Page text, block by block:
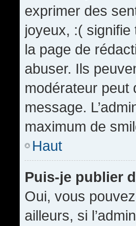
exprimer des
joyeux, :(
la page de
abuser. Ils
modérateur peut
message.
maximum de
Haut
Puis-je publier
Oui, vous
ailleurs, si